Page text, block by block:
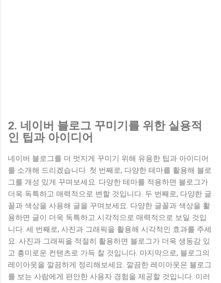
2. 네이버 블로그 꾸미기를 위한 실용적
인 팁과 아이디어
네이버 블로그를 더 멋지게 꾸미기 위해 유용한 팁과 아이디어
를 소개해 드리겠습니다. 첫 번째로, 다양한 테마를 활용해 블로
그를 개성 있게 꾸며보세요. 다양한 테마를 적용하면 블로그가
더욱 독특하고 매력적으로 변할 것입니다. 두 번째로, 다양한 글
꼴과 색상을 사용해 글을 꾸며보세요. 다양한 글꼴과 색상을 활
용하면 글이 더욱 독특하고 시각적으로 매력적으로 보일 것입
니다. 세 번째로, 사진과 그래픽을 활용해 시각적인 효과를 주세
요. 사진과 그래픽을 적절히 활용하면 블로그가 더욱 생동감 있
고 흥미로운 컨텐츠로 가득 찰 것입니다. 마지막으로, 블로그의
레이아웃을 깔끔하게 정리해보세요. 깔끔한 레이아웃은 블로그
를 보는 사람에게 편안한 사용자 경험을 제공할 것입니다. 이러